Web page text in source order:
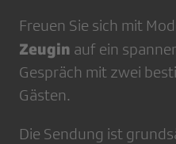
Freuen Sie sich mit
Zeugin auf ein
Gespräch mit zwei
Gästen.
Die Sendung ist